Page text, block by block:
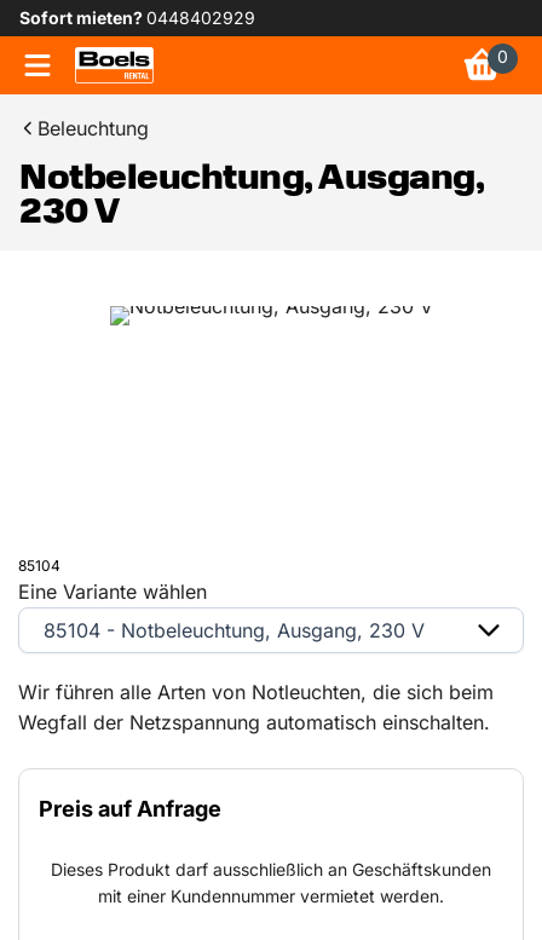
Sofort mieten?0448402929
0
Beleuchtung
Notbeleuchtung, Ausgang,
230 V
85104
Wir führen alle Arten von Notleuchten, die sich beim
Wegfall der Netzspannung automatisch einschalten.
neuesten LED-Technik ausgestattet. Alle Notleuchten
sind einfach im Gebrauch, da sie mit (eingehenden und
Preis auf Anfrage
Dieses Produkt darf ausschließlich an Geschäftskunden
mit einer Kundennummer vermietet werden.
Eine Variante wählen
85104 - Notbeleuchtung, Ausgang, 230 V